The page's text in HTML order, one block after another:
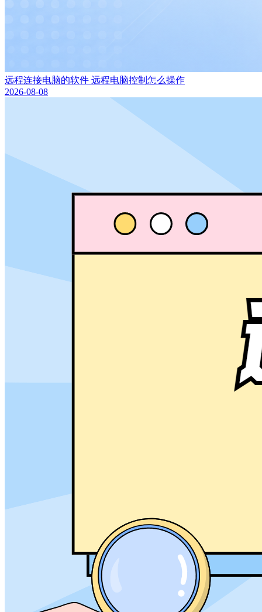
远程连接电脑的软件 远程电脑控制怎么操作
2026-08-08